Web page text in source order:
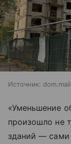
Источник:
«Уменьшение
произошло не
зданий — сами